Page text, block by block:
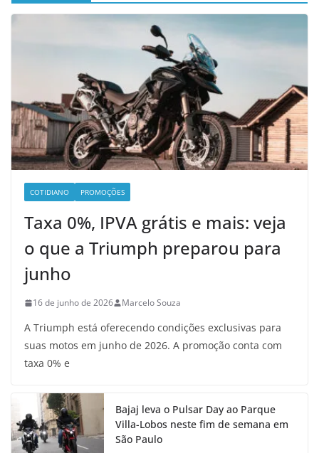
COTIDIANO PROMOÇÕES
Taxa 0%, IPVA grátis e mais: veja
o que a Triumph preparou para
junho
16 de junho de 2026 Marcelo Souza
A Triumph está oferecendo condições exclusivas para
suas motos em junho de 2026. A promoção conta com
taxa 0% e
Bajaj leva o Pulsar Day ao Parque
Villa-Lobos neste fim de semana em
São Paulo